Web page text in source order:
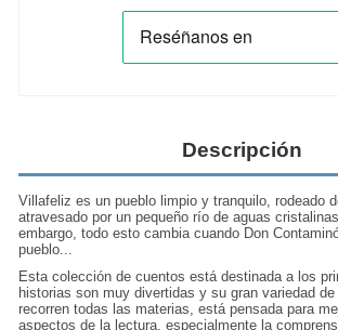
Descripción
Villafeliz es un pueblo limpio y tranquilo, rodeado
atravesado por un pequeño río de aguas
embargo, todo esto cambia cuando Don
pueblo...
Esta colección de cuentos está destinada a los
historias son muy divertidas y su gran variedad
recorren todas las materias, está pensada para
aspectos de la lectura, especialmente la